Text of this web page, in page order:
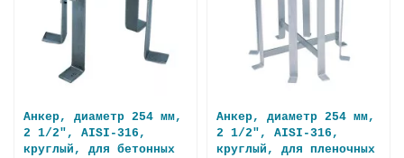
Анкер, диаметр 254 мм,
2 1/2", AISI-316,
круглый, для бетонных
Анкер, диаметр 254 мм,
2 1/2", AISI-316,
круглый, для пленочных